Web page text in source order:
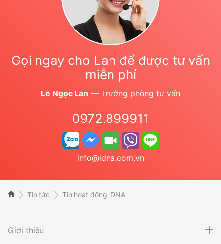
Gọi ngay cho Lan để được tư vấn
miễn phí
Lê Ngọc Lan — Trưởng phòng tư vấn
0972.899911
info@idna.com.vn
Tin tức Tin hoạt động iDNA
Giới thiệu